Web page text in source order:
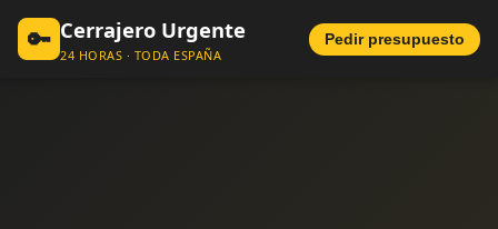
🔑 Cerrajero Urgente
24 HORAS · TODA ESPAÑA
Pedir presupuesto